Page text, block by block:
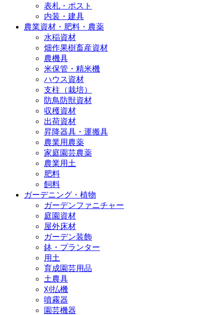
表札・ポスト
内装・建具
農業資材・肥料・農薬
水稲資材
畑作果樹畜産資材
農機具
米保管・精米機
ハウス資材
支柱（栽培）
防鳥防獣資材
収穫資材
出荷資材
昇降器具・運搬具
農業用農薬
家庭園芸農薬
農業用土
肥料
飼料
ガーデニング・植物
ガーデンファニチャー
庭園資材
屋外床材
ガーデン装飾
鉢・プランター
用土
育成園芸用品
土農具
刈払機
噴霧器
園芸機器